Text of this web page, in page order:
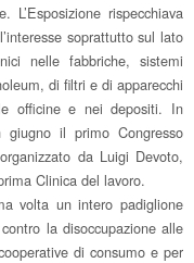
rispecchiava
soprattutto sul lato
nelle fabbriche, sistemi
di filtri e di apparecchi
officine e nei depositi. In
giugno il primo Congresso
da Luigi Devoto,
Clinica del lavoro.
volta un intero padiglione
la disoccupazione alle
di consumo e per